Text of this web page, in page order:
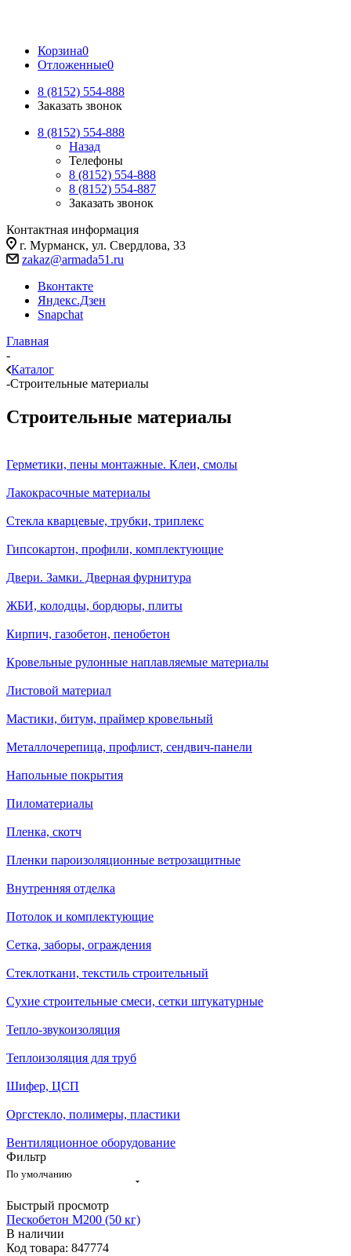
Корзина0
Отложенные0
8 (8152) 554-888
Заказать звонок
8 (8152) 554-888
Назад
Телефоны
8 (8152) 554-888
8 (8152) 554-887
Заказать звонок
Контактная информация
г. Мурманск, ул. Свердлова, 33
zakaz@armada51.ru
Вконтакте
Яндекс.Дзен
Snapchat
Главная
-
Каталог
-Строительные материалы
Строительные материалы
Герметики, пены монтажные. Клеи, смолы
Лакокрасочные материалы
Стекла кварцевые, трубки, триплекс
Гипсокартон, профили, комплектующие
Двери. Замки. Дверная фурнитура
ЖБИ, колодцы, бордюры, плиты
Кирпич, газобетон, пенобетон
Кровельные рулонные наплавляемые материалы
Листовой материал
Мастики, битум, праймер кровельный
Металлочерепица, профлист, сендвич-панели
Напольные покрытия
Пиломатериалы
Пленка, скотч
Пленки пароизоляционные ветрозащитные
Внутренняя отделка
Потолок и комплектующие
Сетка, заборы, ограждения
Стеклоткани, текстиль строительный
Сухие строительные смеси, сетки штукатурные
Тепло-звукоизоляция
Теплоизоляция для труб
Шифер, ЦСП
Оргстекло, полимеры, пластики
Вентиляционное оборудование
Фильтр
По умолчанию
Быстрый просмотр
Пескобетон М200 (50 кг)
В наличии
Код товара: 847774